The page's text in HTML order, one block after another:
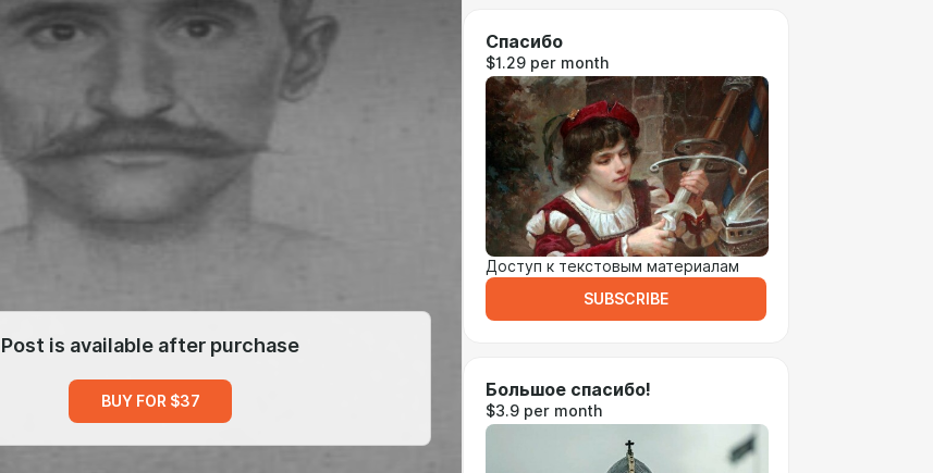
Post is available after purchase
BUY FOR $37
Спасибо
$1.29 per month
Доступ к текстовым материалам
SUBSCRIBE
Большое спасибо!
$3.9 per month